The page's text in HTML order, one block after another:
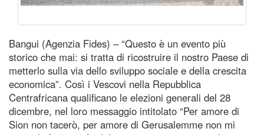
Bangui (Agenzia Fides) – “Questo è un evento più
storico che mai: si tratta di ricostruire il nostro Paese di
metterlo sulla via dello sviluppo sociale e della crescita
economica”. Così i Vescovi nella Repubblica
Centrafricana qualificano le elezioni generali del 28
dicembre, nel loro messaggio intitolato “Per amore di
Sion non tacerò, per amore di Gerusalemme non mi